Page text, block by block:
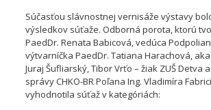
Súčasťou slávnostnej vernisáže výstavy
výsledkov súťaže. Odborná porota, ktorú
PaedDr. Renata Babicová, vedúca
výtvarníčka PaedDr. Tatiana Harachová,
Juraj Šufliarský, Tibor Vrťo – žiak ZUŠ Detva
správy CHKO-BR Poľana Ing. Vladimíra
vyhodnotila súťaž v kategóriách: